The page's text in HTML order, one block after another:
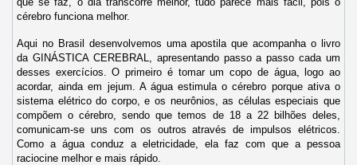
cérebro funciona melhor.
Aqui no Brasil desenvolvemos uma apostila que acompanha o livro
da GINÁSTICA CEREBRAL, apresentando passo a passo cada um
desses exercícios. O primeiro é tomar um copo de água, logo ao
acordar, ainda em jejum. A água estimula o cérebro porque ativa o
sistema elétrico do corpo, e os neurônios, as células especiais que
compõem o cérebro, sendo que temos de 18 a 22 bilhões deles,
comunicam-se uns com os outros através de impulsos elétricos.
Como a água conduz a eletricidade, ela faz com que a pessoa
raciocine melhor e mais rápido.